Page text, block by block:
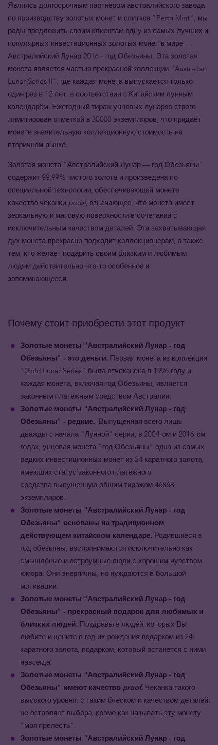
Являясь долгосрочным партнёром австралийского завода
по производству золотых монет и слитков "Perth Mint", мы
рады предложить своим клиентам одну из самых лучших и
популярных инвестиционных золотых монет в мире —
Австралийский Лунар 2016 - год Обезьяны. Эта золотая
монета является частью прекрасной коллекции "Australian
Lunar Series II", где каждая монета выпускается только
один раз в 12 лет, в соответствии с Китайским лунным
календарём. Ежегодный тираж унцовых лунаров строго
лимитирован отметкой в 30000 экземпляров, что придаёт
монете значительную коллекционную стоимость на
вторичном рынке.
Золотая монета "Австралийский Лунар — год Обезьяны"
содержит 99,99% чистого золота и произведена по
специальной технологии, обеспечивающей монете
качество чеканки proof, означающее, что монета имеет
зеркальную и матовую поверхности в сочетании с
исключительным качеством деталей. Эта захватывающая
дух монета прекрасно подходит коллекционерам, а также
тем, кто желает подарить своим близким и любимым
людям действительно что-то особенное и
запоминающееся.
Почему стоит приобрести этот продукт
Золотые монеты "Австралийский Лунар - год
Обезьяны" - это деньги. Первая монета из коллекции
"Gold Lunar Series" была отчеканена в 1996 году и
каждая монета, включая год Обезьяны, является
законным платёжным средством Австралии.
Золотые монеты "Австралийский Лунар - год
Обезьяны" - редкие. Выпущенная всего лишь
дважды с начала "Лунной" серии, в 2004-ом и 2016-ом
годах, унцовая монета "год Обезьяны" одна из самых
редких инвестиционных монет из 24 каратного золота,
имеющих статус законного платёжного
средства выпущенную общим тиражом 46868
экземпляров.
Золотые монеты "Австралийский Лунар - год
Обезьяны" основаны на традиционном
действующем китайском календаре. Родившиеся в
год обезьяны, воспринимаются исключительно как
смышлёные и остроумные люди с хорошим чувством
юмора. Они энергичны, но нуждаются в большой
мотивации.
Золотые монеты "Австралийский Лунар - год
Обезьяны" - прекрасный подарок для любимых и
близких людей. Поздравьте людей, которых Вы
любите и цените в год их рождения подарком из 24
каратного золота, подарком, который останется с ними
навсегда.
Золотые монеты "Австралийский Лунар - год
Обезьяны" имеют качество proof. Чеканка такого
высокого уровня, с таким блеском и качеством деталей,
не оставляет выбора, кроме как называть эту монету
"моя прелесть".
Золотые монеты "Австралийский Лунар - год